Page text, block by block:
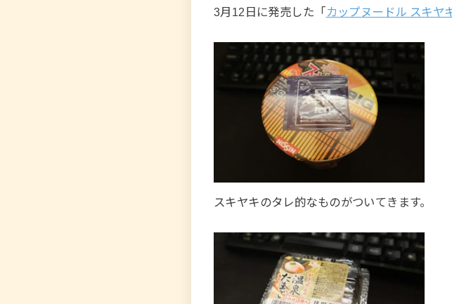
3月12日に発売した「カップヌードル スキヤ
スキヤキのタレ的なものがついてきます。